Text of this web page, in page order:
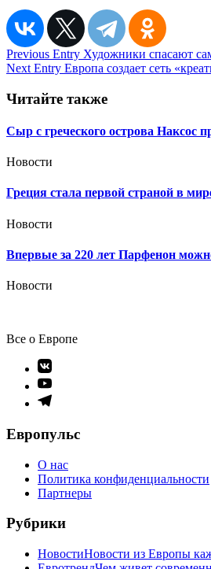
Навигация
по
записям
Previous Entry Художники спасают
Next Entry Европа создает сеть
Читайте также
Сыр с греческого острова Наксос
Новости
Греция стала первой страной в
Новости
Впервые за 220 лет Парфенон
Новости
Все о Европе
Элемент
меню
Элемент
меню
Элемент
Европульс
О нас
Политика конфиденциальности
Партнеры
Рубрики
НовостиНовости из Европы